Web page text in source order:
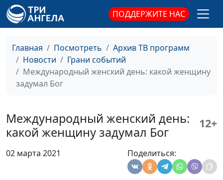
ПОДДЕРЖИТЕ НАС
Главная Посмотреть
Архив ТВ программ
Новости
Грани событий
Международный женский день: какой женщину
задумал Бог
Международный женский день:
какой женщину задумал Бог
12+
02 марта 2021 Поделиться:
День донора: сдавая
кровь, ты спасаешь
Мария Мараханова,
Сергей Никулин,
#210416
Всемирный день
братьев и сестер:
семейный праздник
Мария Мараханова,
Сергей Никулин,
Всемирный день
здоровья: баланс и
гармония в жизни
Мария Мараханова,
Сергей Никулин,
священнослужитель
#210402
Мария Мараханова,
#210326